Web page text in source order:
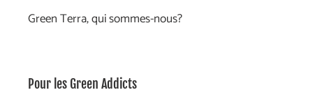
Green Terra, qui sommes-nous?
Pour les Green Addicts